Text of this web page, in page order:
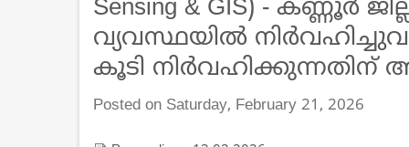
Sensing & GIS) - കണ്ണൂര്‍
വ്യവസ്ഥയില്‍
കൂടി
Posted on Saturday, February 21, 2026